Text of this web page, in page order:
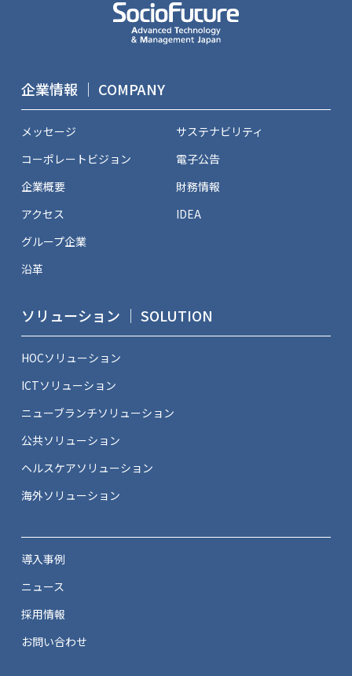
企業情報 ｜ COMPANY
メッセージ
コーポレートビジョン
企業概要
アクセス
グループ企業
沿革
サステナビリティ
電子公告
財務情報
IDEA
ソリューション ｜ SOLUTION
HOCソリューション
ICTソリューション
ニューブランチソリューション
公共ソリューション
ヘルスケアソリューション
海外ソリューション
導入事例
ニュース
採用情報
お問い合わせ